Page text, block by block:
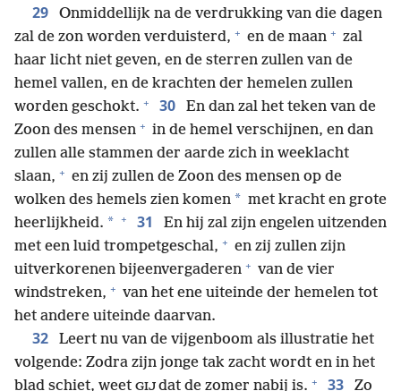
29
Onmiddellijk na de verdrukking van die dagen
zal de zon worden verduisterd, + en de maan + zal
haar licht niet geven, en de sterren zullen van de
hemel vallen, en de krachten der hemelen zullen
worden geschokt. + 30
En dan zal het teken van de
Zoon des mensen + in de hemel verschijnen, en dan
zullen alle stammen der aarde zich in weeklacht
slaan, + en zij zullen de Zoon des mensen op de
wolken des hemels zien komen * met kracht en grote
heerlijkheid. * + 31
En hij zal zijn engelen uitzenden
met een luid trompetgeschal, + en zij zullen zijn
uitverkorenen bijeenvergaderen + van de vier
windstreken, + van het ene uiteinde der hemelen tot
het andere uiteinde daarvan.
32
Leert nu van de vijgenboom als illustratie het
volgende: Zodra zijn jonge tak zacht wordt en in het
blad schiet, weet GIJ dat de zomer nabij is. + 33 Zo